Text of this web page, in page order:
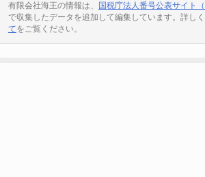
有限会社海王の情報は、 国税庁法人番号公表サイト（
で収集したデータを追加して編集しています。詳しく
てをご覧ください。